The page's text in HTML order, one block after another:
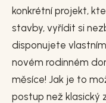
konkrétní projekt,
stavby, vyřídit si
disponujete
novém rodinném
měsíce! Jak je to
postup než klasický